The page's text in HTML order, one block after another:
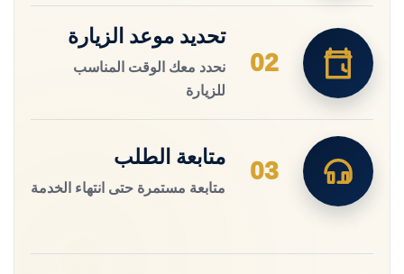
02
تحديد موعد الزيارة
نحدد معك الوقت المناسب
للزيارة
03
متابعة الطلب
متابعة مستمرة حتى انتهاء الخدمة